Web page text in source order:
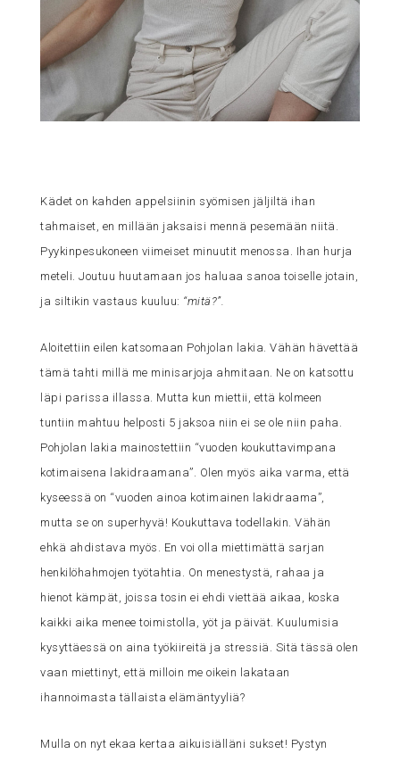
Kädet on kahden appelsiinin syömisen jäljiltä ihan
tahmaiset, en millään jaksaisi mennä pesemään niitä.
Pyykinpesukoneen viimeiset minuutit menossa. Ihan hurja
meteli. Joutuu huutamaan jos haluaa sanoa toiselle jotain,
ja siltikin vastaus kuuluu: “mitä?”.
Aloitettiin eilen katsomaan Pohjolan lakia. Vähän hävettää
tämä tahti millä me minisarjoja ahmitaan. Ne on katsottu
läpi parissa illassa. Mutta kun miettii, että kolmeen
tuntiin mahtuu helposti 5 jaksoa niin ei se ole niin paha.
Pohjolan lakia mainostettiin “vuoden koukuttavimpana
kotimaisena lakidraamana”. Olen myös aika varma, että
kyseessä on “vuoden ainoa kotimainen lakidraama”,
mutta se on superhyvä! Koukuttava todellakin. Vähän
ehkä ahdistava myös. En voi olla miettimättä sarjan
henkilöhahmojen työtahtia. On menestystä, rahaa ja
hienot kämpät, joissa tosin ei ehdi viettää aikaa, koska
kaikki aika menee toimistolla, yöt ja päivät. Kuulumisia
kysyttäessä on aina työkiireitä ja stressiä. Sitä tässä olen
vaan miettinyt, että milloin me oikein lakataan
ihannoimasta tällaista elämäntyyliä?
Mulla on nyt ekaa kertaa aikuisiälläni sukset! Pystyn